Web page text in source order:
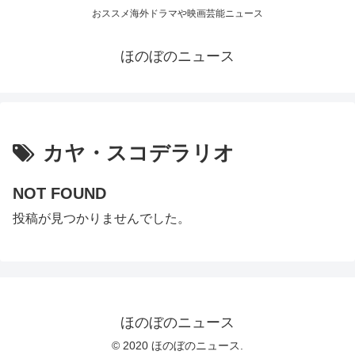
おススメ海外ドラマや映画芸能ニュース
ほのぼのニュース
カヤ・スコデラリオ
NOT FOUND
投稿が見つかりませんでした。
ほのぼのニュース
© 2020 ほのぼのニュース.